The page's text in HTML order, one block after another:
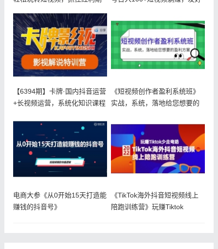
【6394期】卡牌·国内抖音运营
+长视频运营，系统化知识课程
《短视频创作者盈利系统班》
实战，系统，落地给您想要的
电商大参《从0开始15天打造能
赚钱的抖音号》
《TikTok海外抖音短视频线上
陪跑训练营》玩赚Tiktok